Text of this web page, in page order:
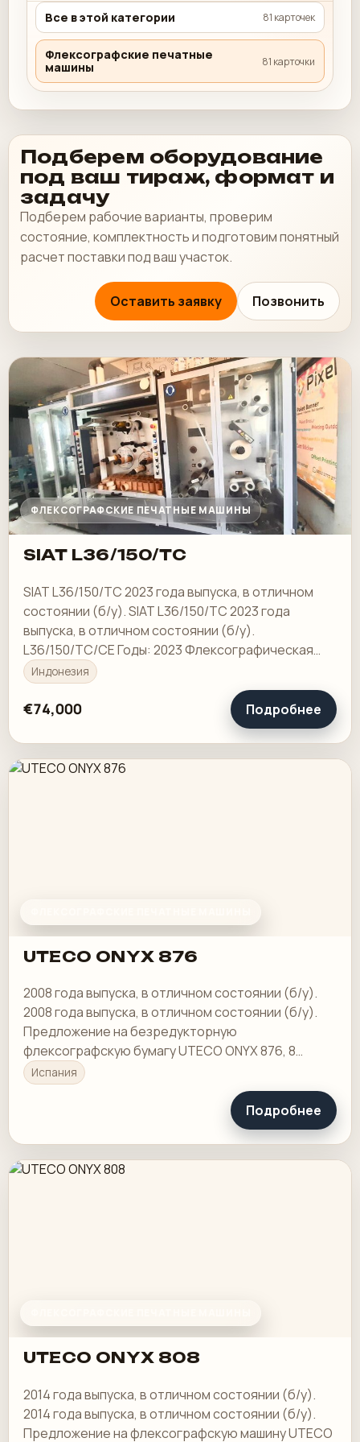
Все в этой категории 81 карточек
Флексографские печатные
машины
81 карточки
Подберем оборудование
под ваш тираж, формат и
задачу
Подберем рабочие варианты, проверим
состояние, комплектность и подготовим понятный
расчет поставки под ваш участок.
Оставить заявку Позвонить
ФЛЕКСОГРАФСКИЕ ПЕЧАТНЫЕ МАШИНЫ
SIAT L36/150/TC
SIAT L36/150/TC 2023 года выпуска, в отличном
состоянии (б/у). SIAT L36/150/TC 2023 года
выпуска, в отличном состоянии (б/у).
L36/150/TC/CE Годы: 2023 Флексографическая
печатная машина 3 цвета - 150 мм. ширина
Индонезия
€74,000 Подробнее
UTECO ONYX 876
2008 года выпуска, в отличном состоянии (б/у).
2008 года выпуска, в отличном состоянии (б/у).
Предложение на безредукторную
флексографскую бумагу UTECO ONYX 876, 8
цветов, 2007 г., ширина 1200 мм. Полностью
оборудованный, его…
Испания
Подробнее
UTECO ONYX 808
2014 года выпуска, в отличном состоянии (б/у).
2014 года выпуска, в отличном состоянии (б/у).
Предложение на флексографскую машину UTECO